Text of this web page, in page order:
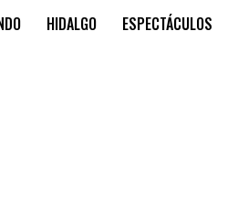
HIDALGO ESPECTÁCULOS